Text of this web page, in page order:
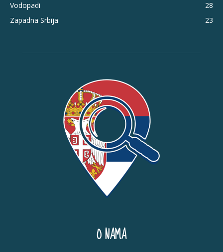
Vodopadi
28
Zapadna Srbija
23
O NAMA